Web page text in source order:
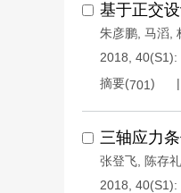
基于正交
朱彦鹏 马滔
2018, 40(S1):
摘要(701)
三轴应力
张登飞 陈存礼
2018, 40(S1):